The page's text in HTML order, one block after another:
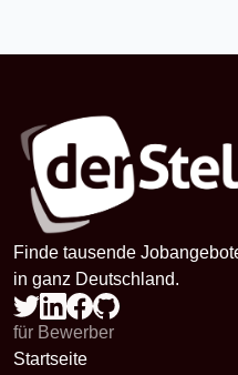
Finde tausende
in ganz Deutschland.
für Bewerber
Startseite